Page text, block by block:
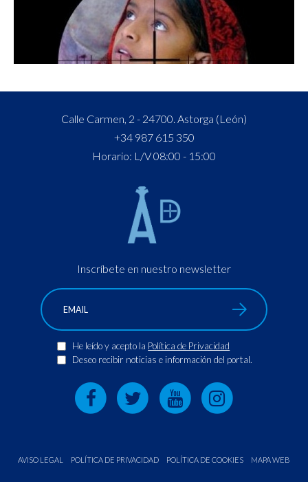
Calle Carmen, 2 - 24700. Astorga (León)
+34 987 615 350
Horario: L/V 08:00 - 15:00
Inscríbete en nuestro newsletter
He leído y acepto la Política de Privacidad
Deseo recibir noticias e información del portal.
AVISO LEGAL POLÍTICA DE PRIVACIDAD POLÍTICA DE COOKIES MAPA WEB